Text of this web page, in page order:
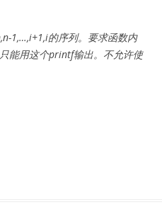
1,…,i+1,i的序列。要求函数内
能用这个printf输出。不允许使